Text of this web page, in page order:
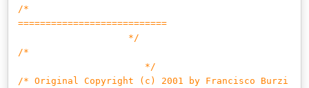
/*
===========================
*/
/*
*/
/* Original Copyright (c) 2001 by Francisco Burzi